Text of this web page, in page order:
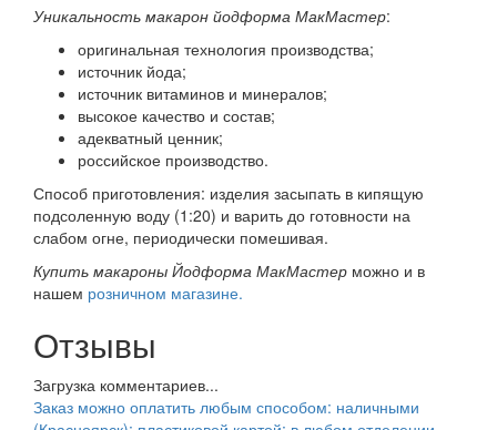
Уникальность макарон йодформа МакМастер:
оригинальная технология производства;
источник йода;
источник витаминов и минералов;
высокое качество и состав;
адекватный ценник;
российское производство.
Способ приготовления: изделия засыпать в кипящую
подсоленную воду (1:20) и варить до готовности на
слабом огне, периодически помешивая.
Купить макароны Йодформа МакМастер можно и в
нашем розничном магазине.
Отзывы
Загрузка комментариев...
Заказ можно оплатить любым способом: наличными